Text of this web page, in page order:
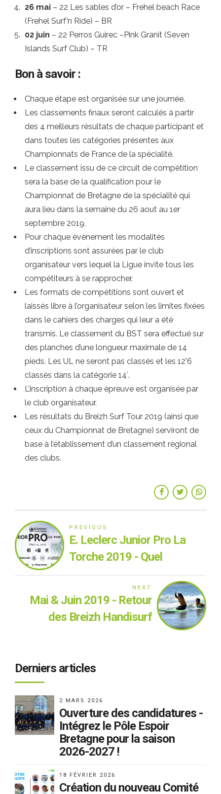
26 mai – 22 Les sables d’or – Frehel beach Race
(Frehel Surf’n Ride) – BR
02 juin – 22 Perros Guirec –Pink Granit (Seven
Islands Surf Club) – TR
Bon à savoir :
Chaque étape est organisée sur une journée.
Les classements finaux seront calculés à partir
des 4 meilleurs résultats de chaque participant et
dans toutes les catégories présentes aux
Championnats de France de la spécialité.
Le classement issu de ce circuit de compétition
sera la base de la qualification pour le
Championnat de Bretagne de la spécialité qui
aura lieu dans la semaine du 26 aout au 1er
septembre 2019.
Pour chaque événement les modalités
d’inscriptions sont assurées par le club
organisateur vers lequel la Ligue invite tous les
compétiteurs à se rapprocher.
Les formats de compétitions sont ouvert et
laissés libre à l’organisateur selon les limites fixées
dans le cahiers des charges qui leur a été
transmis. Le classement du BST sera effectué sur
des planches d’une longueur maximale de 14
pieds. Les UL ne seront pas classés et les 12’6
classés dans la catégorie 14′.
L’inscription à chaque épreuve est organisée par
le club organisateur.
Les résultats du Breizh Surf Tour 2019 (ainsi que
ceux du Championnat de Bretagne) serviront de
base à l’établissement d’un classement régional
des clubs.
PREVIOUS
E. Leclerc Junior Pro La
Torche 2019 - Quel
NEXT
Mai & Juin 2019 - Retour
des Breizh Handisurf
Derniers articles
2 MARS 2026
Ouverture des candidatures -
Intégrez le Pôle Espoir
Bretagne pour la saison
2026-2027 !
18 FÉVRIER 2026
Création du nouveau Comité